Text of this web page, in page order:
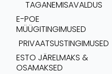
TAGANEMISAVALDUS
E-POE
MÜÜGITINGIMUSED
PRIVAATSUSTINGIMUSED
ESTO JÄRELMAKS &
OSAMAKSED